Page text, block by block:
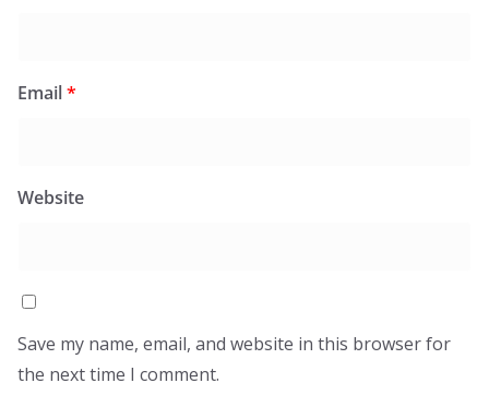
Email*
Website
Save my name, email, and website in this browser for
the next time I comment.